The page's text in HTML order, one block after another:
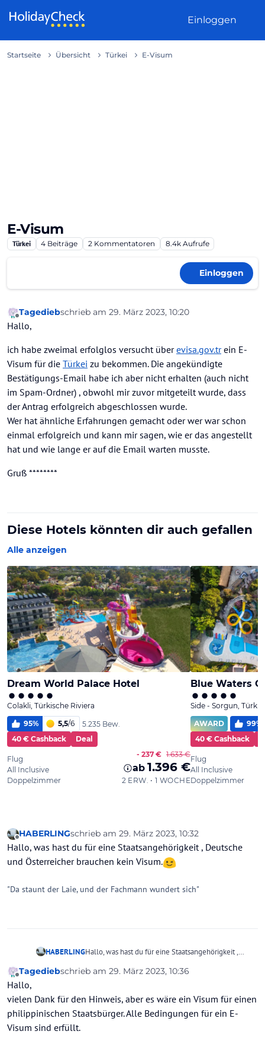
Einloggen
Startseite Übersicht Türkei E-Visum
E-Visum
Türkei 4 Beiträge 2 Kommentatoren 8.4k Aufrufe
Einloggen
Offline
Tagediebschrieb am 29. März 2023, 10:20
zuletzt editiert von
Hallo,
ich habe zweimal erfolglos versucht überevisa.gov.trein E-
Visum für die Türkei zu bekommen. Die angekündigte
Bestätigungs-Email habe ich aber nicht erhalten (auch nicht
im Spam-Ordner) , obwohl mir zuvor mitgeteilt wurde, dass
der Antrag erfolgreich abgeschlossen wurde.
Wer hat ähnliche Erfahrungen gemacht oder wer war schon
einmal erfolgreich und kann mir sagen, wie er das angestellt
hat und wie lange er auf die Email warten musste.
Gruß ********
Offline
HABERLINGschrieb am 29. März 2023, 10:32
zuletzt editiert von
Hallo, was hast du für eine Staatsangehörigkeit , Deutsche
und Österreicher brauchen kein Visum.
"Da staunt der Laie, und der Fachmann wundert sich"
HABERLINGHallo, was hast du für eine Staatsangehörigkeit ,
Offline
Tagediebschrieb am 29. März 2023, 10:36
zuletzt editiert von Tagedieb
Hallo,
vielen Dank für den Hinweis, aber es wäre ein Visum für einen
philippinischen Staatsbürger. Alle Bedingungen für ein E-
Visum sind erfüllt.